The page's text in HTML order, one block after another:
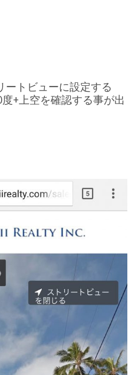
ートビューに設定する
+上空を確認する事が出